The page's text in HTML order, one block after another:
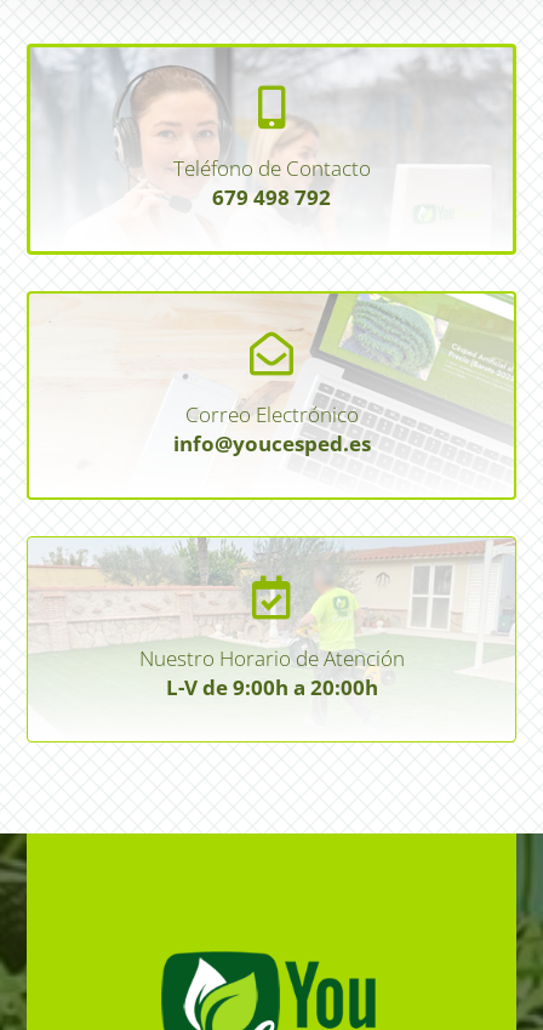

Teléfono de Contacto
679 498 792

Correo Electrónico
info@youcesped.es

Nuestro Horario de Atención
L-V de 9:00h a 20:00h